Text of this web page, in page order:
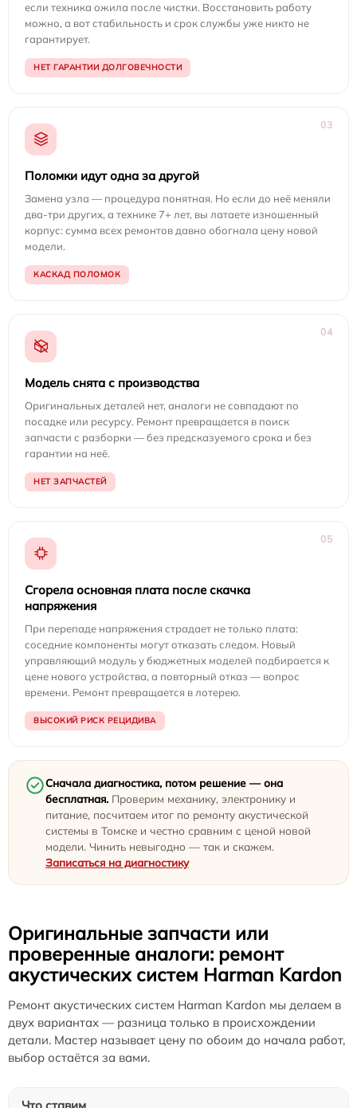
если техника ожила после чистки. Восстановить работу
можно, а вот стабильность и срок службы уже никто не
гарантирует.
НЕТ ГАРАНТИИ ДОЛГОВЕЧНОСТИ
03
Поломки идут одна за другой
Замена узла — процедура понятная. Но если до неё меняли
два-три других, а технике 7+ лет, вы латаете изношенный
корпус: сумма всех ремонтов давно обогнала цену новой
модели.
КАСКАД ПОЛОМОК
04
Модель снята с производства
Оригинальных деталей нет, аналоги не совпадают по
посадке или ресурсу. Ремонт превращается в поиск
запчасти с разборки — без предсказуемого срока и без
гарантии на неё.
НЕТ ЗАПЧАСТЕЙ
05
Сгорела основная плата после скачка
напряжения
При перепаде напряжения страдает не только плата:
соседние компоненты могут отказать следом. Новый
управляющий модуль у бюджетных моделей подбирается к
цене нового устройства, а повторный отказ — вопрос
времени. Ремонт превращается в лотерею.
ВЫСОКИЙ РИСК РЕЦИДИВА
Сначала диагностика, потом решение — она
бесплатная. Проверим механику, электронику и
питание, посчитаем итог по ремонту акустической
системы в Томске и честно сравним с ценой новой
модели. Чинить невыгодно — так и скажем.
Записаться на диагностику
Оригинальные запчасти или
проверенные аналоги: ремонт
акустических систем Harman Kardon
Ремонт акустических систем Harman Kardon мы делаем в
двух вариантах — разница только в происхождении
детали. Мастер называет цену по обоим до начала работ,
выбор остаётся за вами.
Что ставим